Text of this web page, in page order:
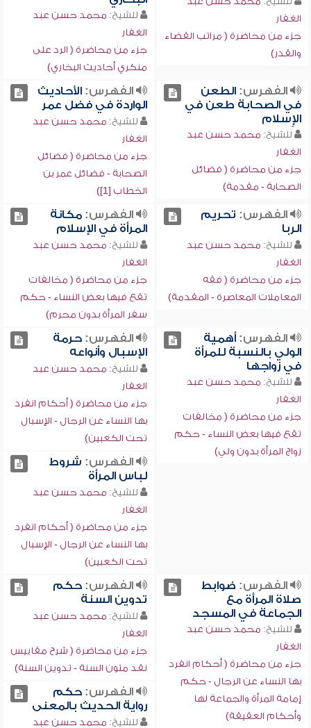
الغفار
جزء من محاضرة ( مراتب القضاء
والقدر)
للشيخ: محمد حسن عبد
الغفار
جزء من محاضرة ( الرد على
منكري أحاديث البخاري)
الفهرس:الطعن
في الصحابة طعن في
الإٍسلام
للشيخ: محمد حسن عبد
الغفار
جزء من محاضرة ( فضائل
الصحابة - مقدمة)
الفهرس:الأحاديث
الواردة في فضل عمر
للشيخ: محمد حسن عبد
الغفار
جزء من محاضرة ( فضائل
الصحابة - فضائل عمر بن
الخطاب [1])
الفهرس: تحريم
الربا
للشيخ: محمد حسن عبد
الغفار
جزء من محاضرة ( فقه
المعاملات المعاصرة - المقدمة)
الفهرس:مكانة
المرأة في الإسلام
للشيخ: محمد حسن عبد
الغفار
جزء من محاضرة ( مخالفات
تقع فيها بعض النساء - حكم
سفر المرأة بدون محرم)
الفهرس:أهمية
الولي بالنسبة للمرأة
في زواجها
للشيخ: محمد حسن عبد
الغفار
جزء من محاضرة ( مخالفات
تقع فيها بعض النساء - حكم
زواج المرأة بدون ولي)
الفهرس:حرمة
الإسبال وأنواعه
للشيخ: محمد حسن عبد
الغفار
جزء من محاضرة ( أحكام انفرد
بها النساء عن الرجال - الإسبال
تحت الكعبين)
الفهرس: شروط
لباس المرأة
للشيخ: محمد حسن عبد
الغفار
جزء من محاضرة ( أحكام انفرد
بها النساء عن الرجال - الإسبال
تحت الكعبين)
الفهرس: ضوابط
صلاة المرأة مع
الجماعة في المسجد
للشيخ: محمد حسن عبد
الغفار
جزء من محاضرة ( أحكام انفرد
بها النساء عن الرجال - حكم
إمامة المرأة والجماعة لها
وأحكام العقيقة)
الفهرس:حكم
تدوين السنة
للشيخ: محمد حسن عبد
الغفار
جزء من محاضرة ( شرح مقاييس
نقد متون السنة - تدوين السنة)
الفهرس:حكم
رواية الحديث بالمعنى
للشيخ: محمد حسن عبد